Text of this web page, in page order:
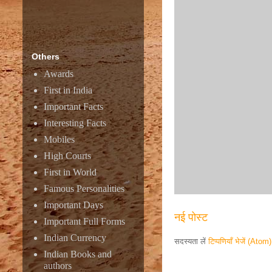
नई पोस्ट
सदस्यता लेंटिप्पणियाँ भेजें (Atom)
Others
Awards
First in India
Important Facts
Interesting Facts
Mobiles
High Courts
First in World
Famous Personalities
Important Days
Important Full Forms
Indian Currency
Indian Books and
authors